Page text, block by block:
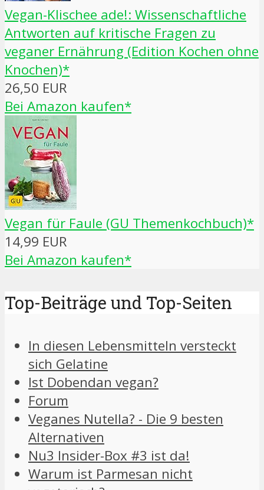
Vegan-Klischee ade!: Wissenschaftliche
Antworten auf kritische Fragen zu
veganer Ernährung (Edition Kochen ohne
Knochen)*
26,50 EUR
Bei Amazon kaufen*
Vegan für Faule (GU Themenkochbuch)*
14,99 EUR
Bei Amazon kaufen*
Top-Beiträge und Top-Seiten
In diesen Lebensmitteln versteckt
sich Gelatine
Ist Dobendan vegan?
Forum
Veganes Nutella? - Die 9 besten
Alternativen
Nu3 Insider-Box #3 ist da!
Warum ist Parmesan nicht